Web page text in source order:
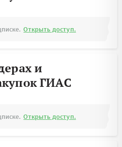
Открыть доступ.
и
ГИАС
Открыть доступ.